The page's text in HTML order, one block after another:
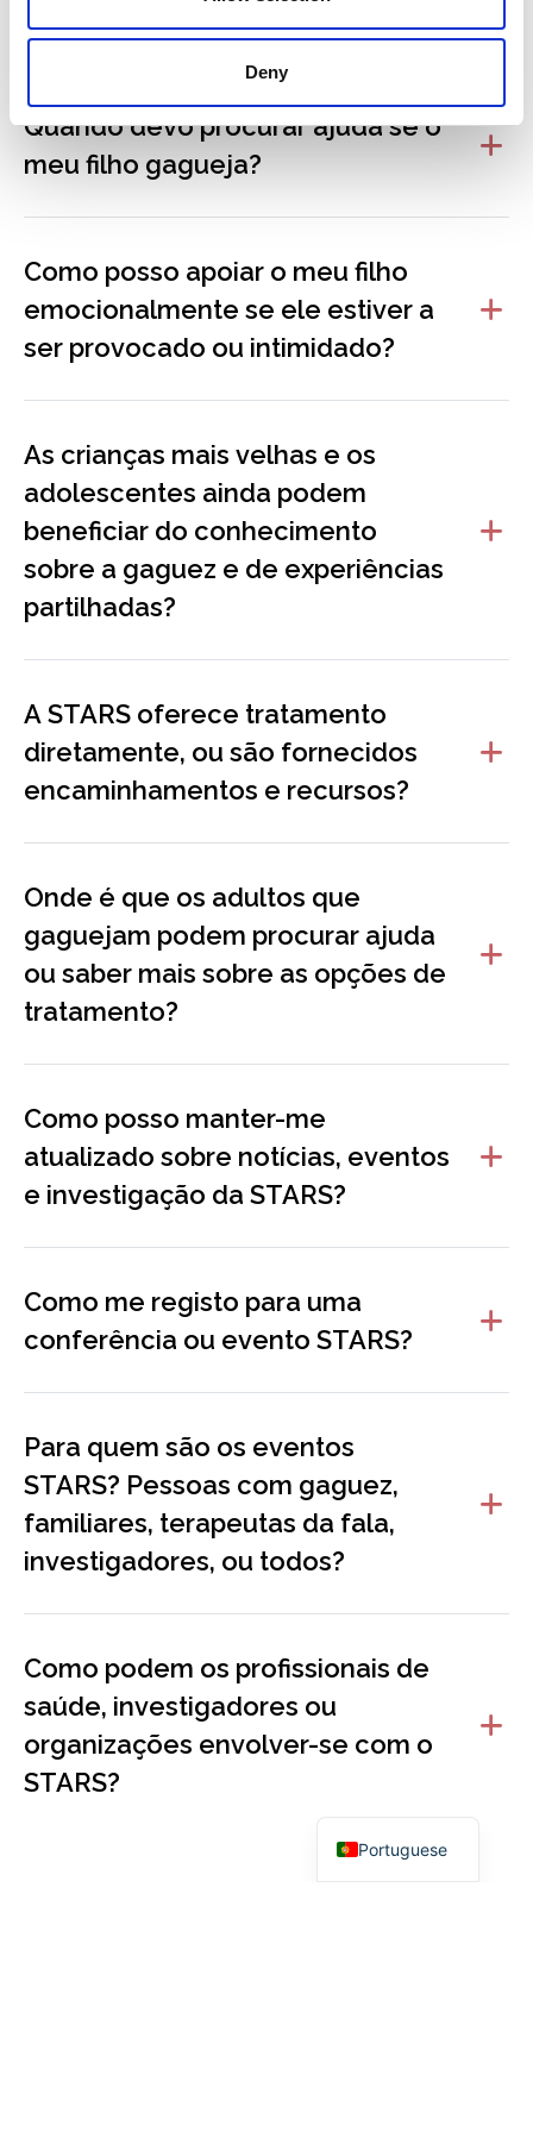
Deny
Quando devo procurar ajuda se o
meu filho gagueja?
Como posso apoiar o meu filho
emocionalmente se ele estiver a
ser provocado ou intimidado?
As crianças mais velhas e os
adolescentes ainda podem
beneficiar do conhecimento
sobre a gaguez e de experiências
partilhadas?
A STARS oferece tratamento
diretamente, ou são fornecidos
encaminhamentos e recursos?
Onde é que os adultos que
gaguejam podem procurar ajuda
ou saber mais sobre as opções de
tratamento?
Como posso manter-me
atualizado sobre notícias, eventos
e investigação da STARS?
Como me registo para uma
conferência ou evento STARS?
Para quem são os eventos
STARS? Pessoas com gaguez,
familiares, terapeutas da fala,
investigadores, ou todos?
Como podem os profissionais de
saúde, investigadores ou
organizações envolver-se com o
STARS?
Portuguese